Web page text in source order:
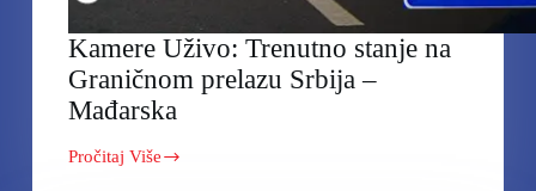
Kamere Uživo: Trenutno stanje na
Graničnom prelazu Srbija –
Mađarska
Pročitaj Više
Kamere